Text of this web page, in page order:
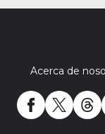
Acerca de